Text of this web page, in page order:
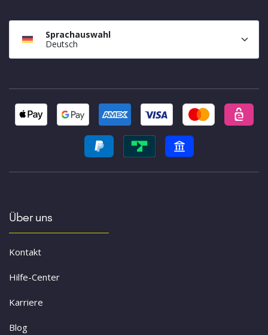
Sprachauswahl
Deutsch
Über uns
Kontakt
Hilfe-Center
Karriere
Blog